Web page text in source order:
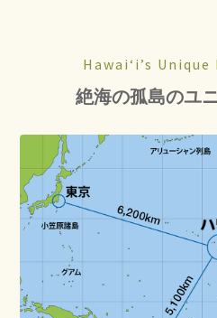
Hawaiʻi’s
絶海の孤島のユ